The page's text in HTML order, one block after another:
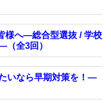
様へ―総合型選抜 / 学校
全3回）
いなら早期対策を！—